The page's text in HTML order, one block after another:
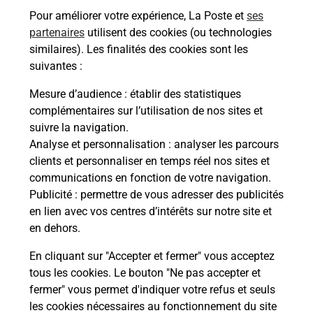
Pour améliorer votre expérience, La Poste et ses
partenaires utilisent des cookies (ou technologies
similaires). Les finalités des cookies sont les
suivantes :
Mesure d’audience : établir des statistiques
complémentaires sur l’utilisation de nos sites et
suivre la navigation.
Analyse et personnalisation : analyser les parcours
clients et personnaliser en temps réel nos sites et
communications en fonction de votre navigation.
Publicité : permettre de vous adresser des publicités
en lien avec vos centres d’intérêts sur notre site et
en dehors.
En cliquant sur "Accepter et fermer" vous acceptez
tous les cookies. Le bouton "Ne pas accepter et
fermer" vous permet d'indiquer votre refus et seuls
les cookies nécessaires au fonctionnement du site
solutions proposées par La Poste.
En savoir plus
Souscrire à la téléassistance
Besoin d’un système de téléassistance à l’intérieur
et/ou à l’extérieur de votre domicile ? Découvrez
les offres téléalarme dans votre bureau de Poste à
BELCAIRE.
Aude BELCAIRE